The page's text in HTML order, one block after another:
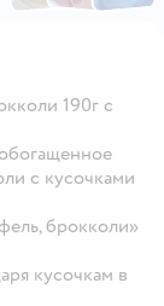
190г с
с кусочками
брокколи»
кусочкам в